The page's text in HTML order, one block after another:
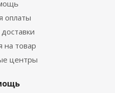
оплаты
на товар
центры